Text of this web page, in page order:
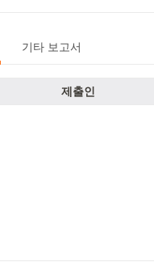
기타 보고서
제출인